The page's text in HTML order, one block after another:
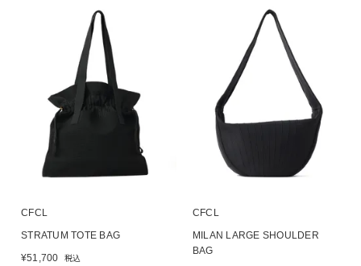
CFCL
STRATUM TOTE BAG
¥51,700 税込
CFCL
MILAN LARGE SHOULDER
BAG